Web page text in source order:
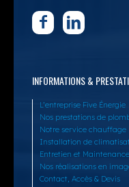
INFORMATIONS &
L’entreprise Five Énergie
Nos prestations de
Notre service chauffage
Installation de
Entretien et Maintenance
Nos réalisations en
Contact, Accès & Devis